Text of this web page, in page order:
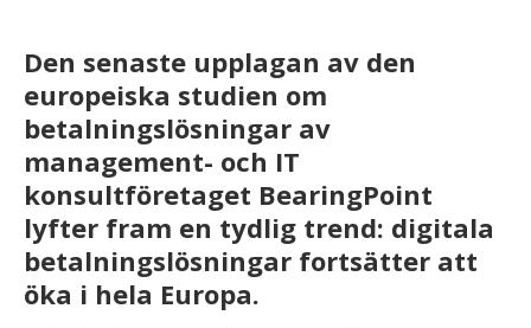
Den senaste upplagan av den
europeiska studien om
betalningslösningar av
management- och IT
konsultföretaget BearingPoint
lyfter fram en tydlig trend: digitala
betalningslösningar fortsätter att
öka i hela Europa.